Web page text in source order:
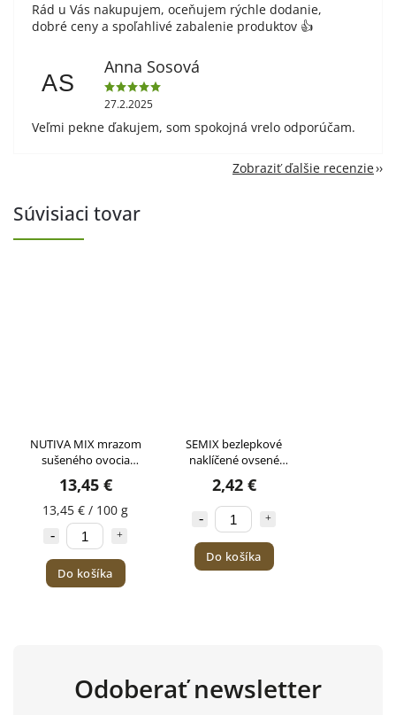
Rád u Vás nakupujem, oceňujem rýchle dodanie,
dobré ceny a spoľahlivé zabalenie produktov 👍
AS
Anna Sosová
27.2.2025
Veľmi pekne ďakujem, som spokojná vrelo odporúčam.
Zobraziť ďalšie recenzie
Súvisiaci tovar
NUTIVA MIX mrazom
sušeného ovocia
Babičkina záhrada
100g
13,45 €
13,45 € / 100 g
Do košíka
SEMIX bezlepkové
naklíčené ovsené
vločky 300g
2,42 €
Do košíka
Odoberať newsletter